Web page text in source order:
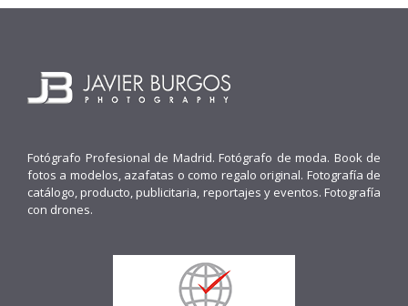
Fotógrafo Profesional de Madrid. Fotógrafo de moda. Book de
fotos a modelos, azafatas o como regalo original. Fotografía de
catálogo, producto, publicitaria, reportajes y eventos. Fotografía
con drones.